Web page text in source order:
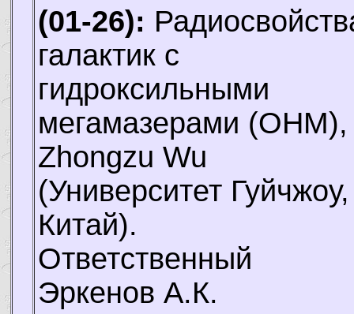
(01-26):
галактик с
гидроксильными
мегамазерами (OHM),
Zhongzu Wu
(Университет Гуйчжоу,
Китай).
Ответственный
Эркенов А.К.